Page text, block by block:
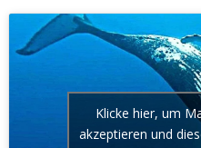
Klicke hier, um
akzeptieren und